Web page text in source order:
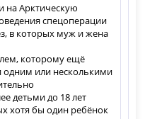
Арктическую
спецоперации
в которых муж и жена
которому ещё
одним или несколькими
детьми до 18 лет
хотя бы один ребёнок